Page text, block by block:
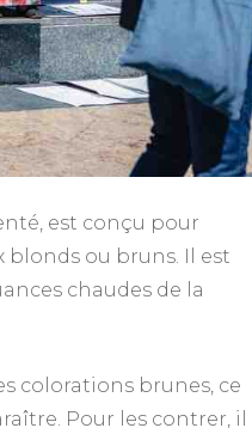
est conçu pour
blonds ou bruns. Il est
chaudes de la
colorations brunes, ce
Pour les contrer, il